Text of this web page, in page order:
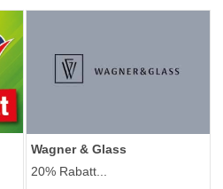
Wagner & Glass
20% Rabatt...